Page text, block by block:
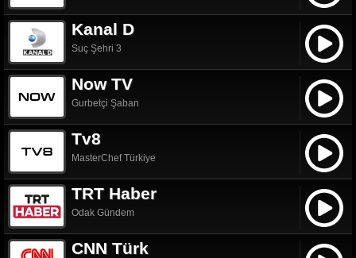
Kanal D
Suç Şehri 3
Now TV
Gurbetçi Şaban
Tv8
MasterChef Türkiye
TRT Haber
Odak Gündem
CNN Türk